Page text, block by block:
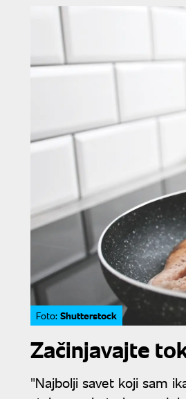
Foto: Shutterstock
Začinjavajte
"Najbolji savet koji sam